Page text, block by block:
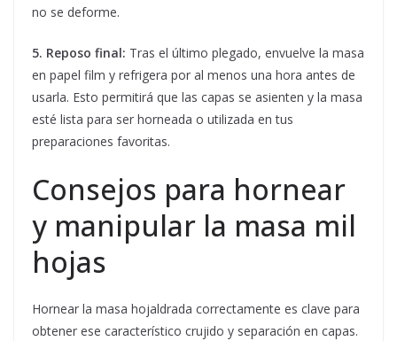
no se deforme.
5. Reposo final: Tras el último plegado, envuelve la masa
en papel film y refrigera por al menos una hora antes de
usarla. Esto permitirá que las capas se asienten y la masa
esté lista para ser horneada o utilizada en tus
preparaciones favoritas.
Consejos para hornear
y manipular la masa mil
hojas
Hornear la masa hojaldrada correctamente es clave para
obtener ese característico crujido y separación en capas.